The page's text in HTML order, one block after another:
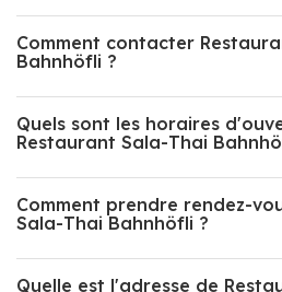
Comment contacter
Bahnhöfli ?
Quels sont les horaires
Restaurant Sala-Thai
Comment prendre rendez-
Sala-Thai Bahnhöfli ?
Quelle est l'adresse de